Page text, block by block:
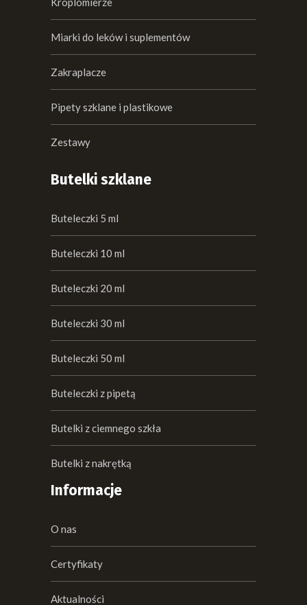
Miarki do leków i suplementów
Zakraplacze
Pipety szklane i plastikowe
Zestawy
Butelki szklane
Buteleczki 5 ml
Buteleczki 10 ml
Buteleczki 20 ml
Buteleczki 30 ml
Buteleczki 50 ml
Buteleczki z pipetą
Butelki z ciemnego szkła
Butelki z nakrętką
Informacje
O nas
Certyfikaty
Aktualności